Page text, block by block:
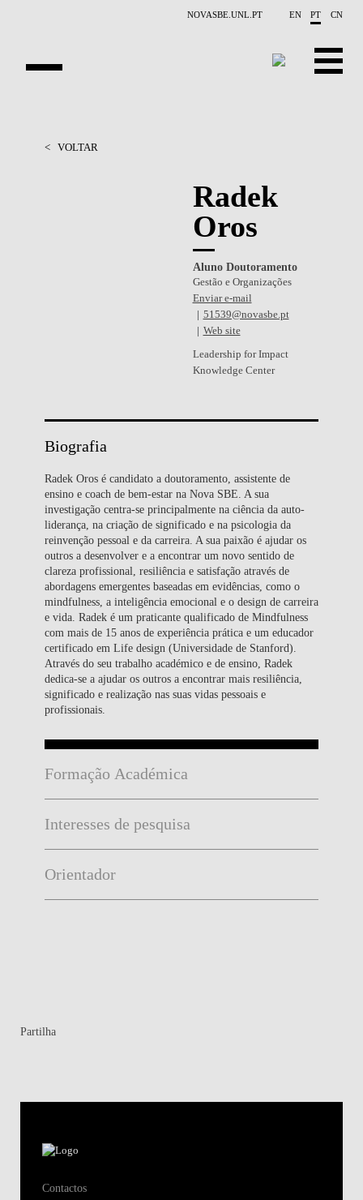
NOVASBE.UNL.PT EN PT CN
< VOLTAR
Radek
Oros
Aluno Doutoramento
Gestão e Organizações
Enviar e-mail
51539@novasbe.pt
Web site
Leadership for Impact
Knowledge Center
Biografia
Radek Oros é candidato a doutoramento, assistente de
ensino e coach de bem-estar na Nova SBE. A sua
investigação centra-se principalmente na ciência da auto-
liderança, na criação de significado e na psicologia da
reinvenção pessoal e da carreira. A sua paixão é ajudar os
outros a desenvolver e a encontrar um novo sentido de
clareza profissional, resiliência e satisfação através de
abordagens emergentes baseadas em evidências, como o
mindfulness, a inteligência emocional e o design de carreira
e vida. Radek é um praticante qualificado de Mindfulness
com mais de 15 anos de experiência prática e um educador
certificado em Life design (Universidade de Stanford).
Através do seu trabalho académico e de ensino, Radek
dedica-se a ajudar os outros a encontrar mais resiliência,
significado e realização nas suas vidas pessoais e
profissionais.
Formação Académica
Interesses de pesquisa
Orientador
Partilha
Contactos